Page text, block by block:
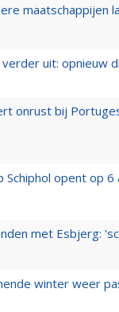
maatschappijen
uit: opnieuw
onrust bij
Schiphol opent op
met Esbjerg:
winter weer